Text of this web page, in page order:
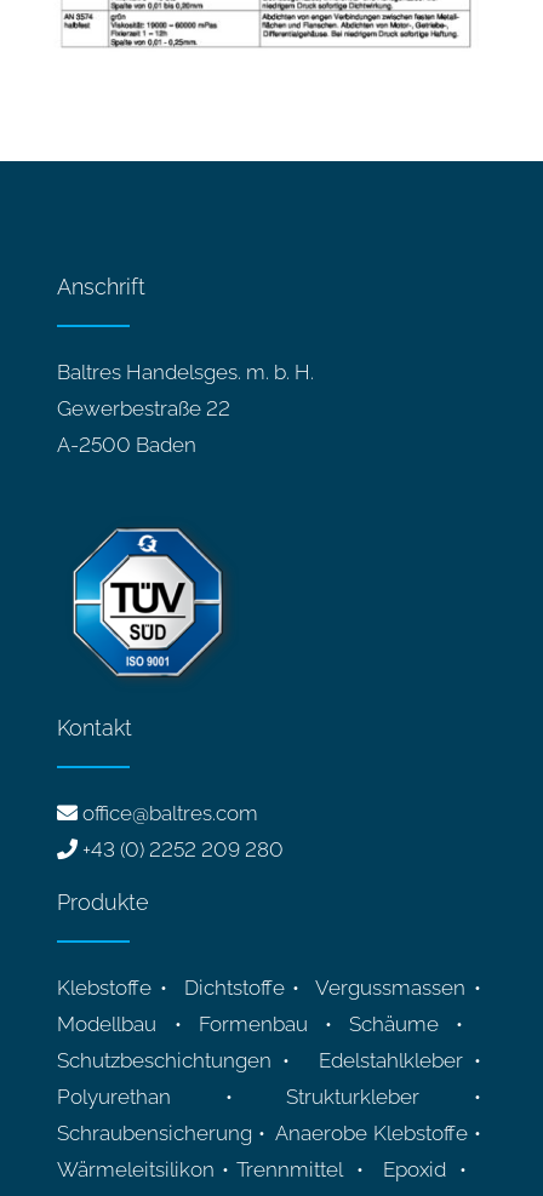
Anschrift
Baltres Handelsges. m. b. H.
Gewerbestraße 22
A-2500 Baden
Kontakt
office@baltres.com
+43 (0) 2252 209 280
Produkte
Klebstoffe • Dichtstoffe • Vergussmassen •
Modellbau • Formenbau • Schäume •
Schutzbeschichtungen • Edelstahlkleber •
Polyurethan • Strukturkleber •
Schraubensicherung • Anaerobe Klebstoffe •
Wärmeleitsilikon • Trennmittel • Epoxid •